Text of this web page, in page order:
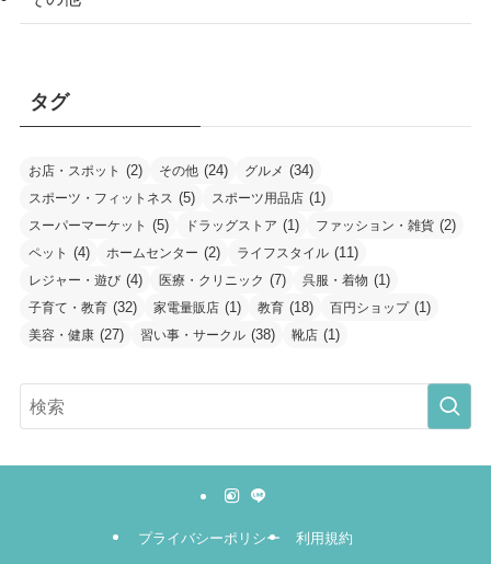
タグ
お店・スポット (2) その他 (24) グルメ (34)
スポーツ・フィットネス (5) スポーツ用品店 (1)
スーパーマーケット (5) ドラッグストア (1) ファッション・雑貨 (2)
ペット (4) ホームセンター (2) ライフスタイル (11)
レジャー・遊び (4) 医療・クリニック (7) 呉服・着物 (1)
子育て・教育 (32) 家電量販店 (1) 教育 (18) 百円ショップ(1)
美容・健康 (27) 習い事・サークル (38) 靴店 (1)
プライバシーポリシー 利用規約